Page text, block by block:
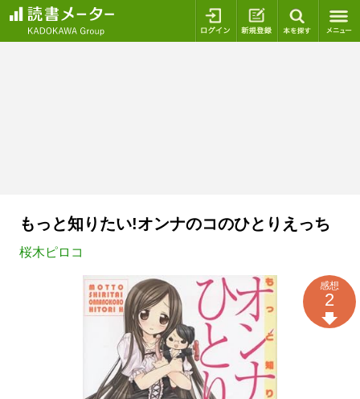
ログイン 新規登録
もっと知りたい!オンナのコのひとりえっち
桜木ピロコ
感想
2